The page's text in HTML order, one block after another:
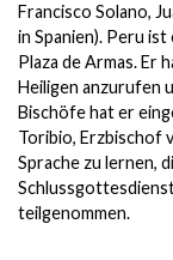
Francisco Solano,
in Spanien). Peru
Plaza de Armas. Er
Heiligen anzurufen
Bischöfe hat er
Toribio, Erzbischof
Sprache zu lernen,
teilgenommen.